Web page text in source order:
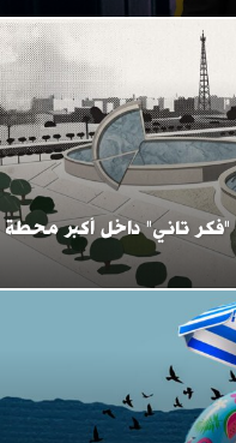
تاني" داخل أكبر محطة